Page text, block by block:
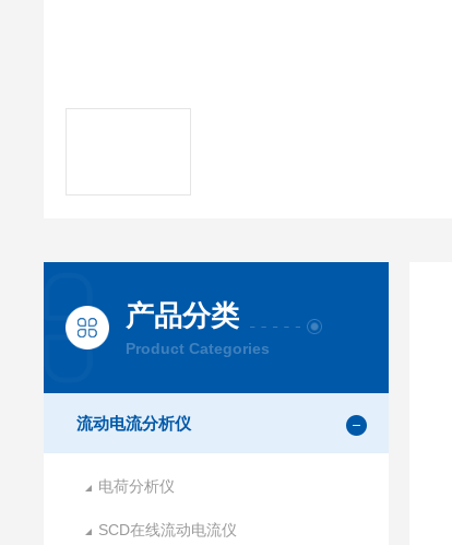
产品分类
Product Categories
流动电流分析仪
电荷分析仪
SCD在线流动电流仪